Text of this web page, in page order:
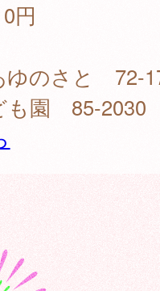
円
ゆのさと 72-
も園 85-2030